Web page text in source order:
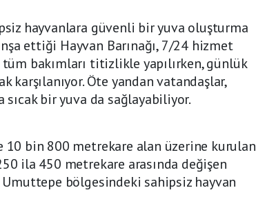
hayvanlara güvenli bir yuva oluşturma
ettiği Hayvan Barınağı, 7/24 hizmet
bakımları titizlikle yapılırken, günlük
karşılanıyor. Öte yandan vatandaşlar,
bir yuva da sağlayabiliyor.
bin 800 metrekare alan üzerine kurulan
ila 450 metrekare arasında değişen
bölgesindeki sahipsiz hayvan